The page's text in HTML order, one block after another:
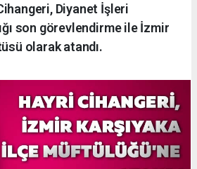
Diyanet İşleri
son görevlendirme ile İzmir
olarak atandı.